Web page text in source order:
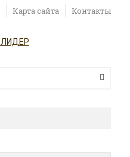
Карта сайта Контакты